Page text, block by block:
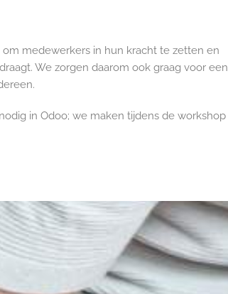
medewerkers in hun kracht te zetten en
We zorgen daarom ook graag voor een
in Odoo; we maken tijdens de workshop